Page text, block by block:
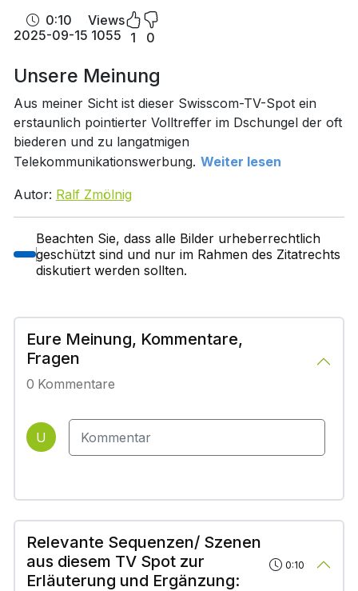
0:10
2025-09-15
Views
1055
1 0
Unsere Meinung
Aus meiner Sicht ist dieser Swisscom-TV-Spot ein
erstaunlich pointierter Volltreffer im Dschungel der oft
biederen und zu langatmigen
Telekommunikationswerbung. Weiter lesen
Autor: Ralf Zmölnig
Beachten Sie, dass alle Bilder urheberrechtlich
geschützt sind und nur im Rahmen des Zitatrechts
diskutiert werden sollten.
Eure Meinung, Kommentare,
Fragen
0 Kommentare
U
Relevante Sequenzen/ Szenen
aus diesem TV Spot zur
Erläuterung und Ergänzung:
0:10